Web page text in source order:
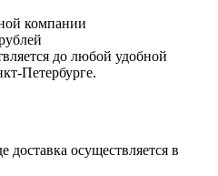
компании
до любой удобной
Петербурге.
доставка осуществляется в